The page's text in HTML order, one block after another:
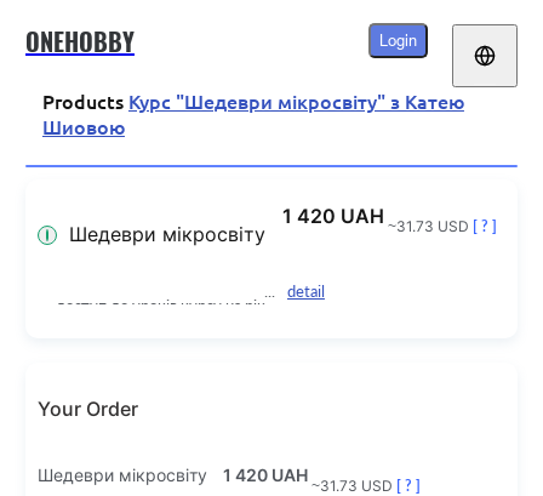
ONEHOBBY Login
Products Курс "Шедеври мікросвіту" з Катею
Шиовою
Шедеври мікросвіту
1 420 UAH ~31.73 USD [ ? ]
доступ до уроків курсу на рік
detail
Your Order
Шедеври мікросвіту 1 420 UAH
~31.73 USD [ ? ]